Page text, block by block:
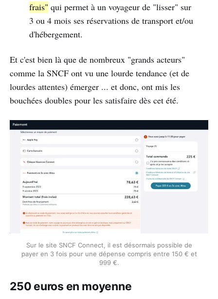
frais" qui permet à un voyageur de "lisser" sur
3 ou 4 mois ses réservations de transport et/ou
d'hébergement.
Et c'est bien là que de nombreux "grands acteurs"
comme la SNCF ont vu une lourde tendance (et de
lourdes attentes) émerger ... et donc, ont mis les
bouchées doubles pour les satisfaire dès cet été.
Sur le site SNCF Connect, il est désormais possible de
payer en 3 fois pour une dépense compris entre 150 € et
999 €.
250 euros en moyenne